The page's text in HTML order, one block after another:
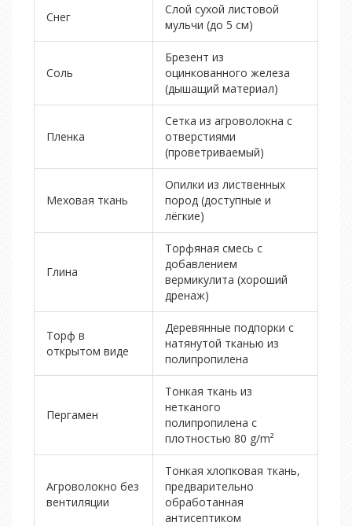
Снег
Слой сухой листовой
мульчи (до 5 см)
Соль
Брезент из
оцинкованного железа
(дышащий материал)
Пленка
Сетка из агроволокна с
отверстиями
(проветриваемый)
Меховая ткань
Опилки из лиственных
пород (доступные и
лёгкие)
Глина
Торфяная смесь с
добавлением
вермикулита (хороший
дренаж)
Торф в
открытом виде
Деревянные подпорки с
натянутой тканью из
полипропилена
Пергамен
Тонкая ткань из
нетканого
полипропилена с
плотностью 80 g/m²
Агроволокно без
вентиляции
Тонкая хлопковая ткань,
предварительно
обработанная
антисептиком